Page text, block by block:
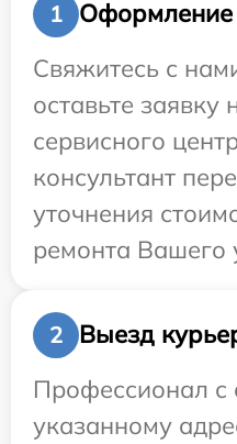
1
Оформление
Свяжитесь с
оставьте заявку
сервисного
консультант
уточнения
ремонта Вашего
2
Выезд
Профессионал с
указанному